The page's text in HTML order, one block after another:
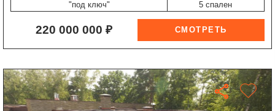
"под ключ"
5 спален
220 000 000 ₽